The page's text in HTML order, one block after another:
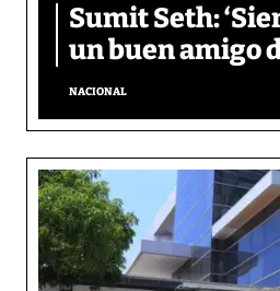
Sumit Seth:
un buen amigo
NACIONAL